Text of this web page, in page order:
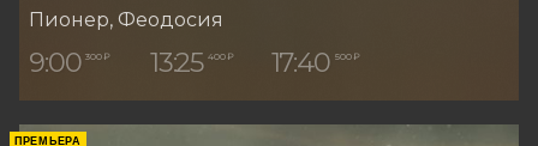
Пионер, Феодосия
9:00 300 ₽ 13:25 400 ₽ 17:40 500 ₽
ПРЕМЬЕРА